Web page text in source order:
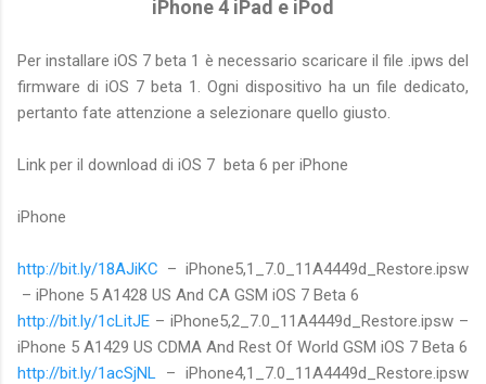
iPhone 4 iPad e iPod
Per installare iOS 7 beta 1 è necessario scaricare il file .ipws del
firmware di iOS 7 beta 1. Ogni dispositivo ha un file dedicato,
pertanto fate attenzione a selezionare quello giusto.
Link per il download di iOS 7 beta 6 per iPhone
iPhone
http://bit.ly/18AJiKC – iPhone5,1_7.0_11A4449d_Restore.ipsw
– iPhone 5 A1428 US And CA GSM iOS 7 Beta 6
http://bit.ly/1cLitJE – iPhone5,2_7.0_11A4449d_Restore.ipsw –
iPhone 5 A1429 US CDMA And Rest Of World GSM iOS 7 Beta 6
http://bit.ly/1acSjNL – iPhone4,1_7.0_11A4449d_Restore.ipsw